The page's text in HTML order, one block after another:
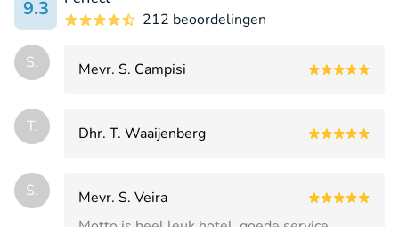
9.3
212 beoordelingen
S. Mevr. S. Campisi
T. Dhr. T. Waaijenberg
S.
Mevr. S. Veira